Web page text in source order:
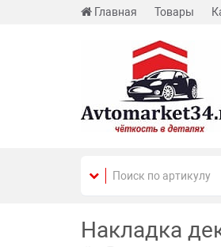
Главная Товары
Накладка